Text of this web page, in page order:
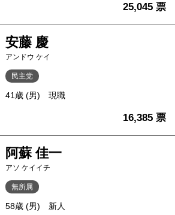
25,045 票
安藤 慶
アンドウ ケイ
民主党
41歳 (男) 現職
16,385 票
阿蘇 佳一
アソ ケイイチ
無所属
58歳 (男) 新人